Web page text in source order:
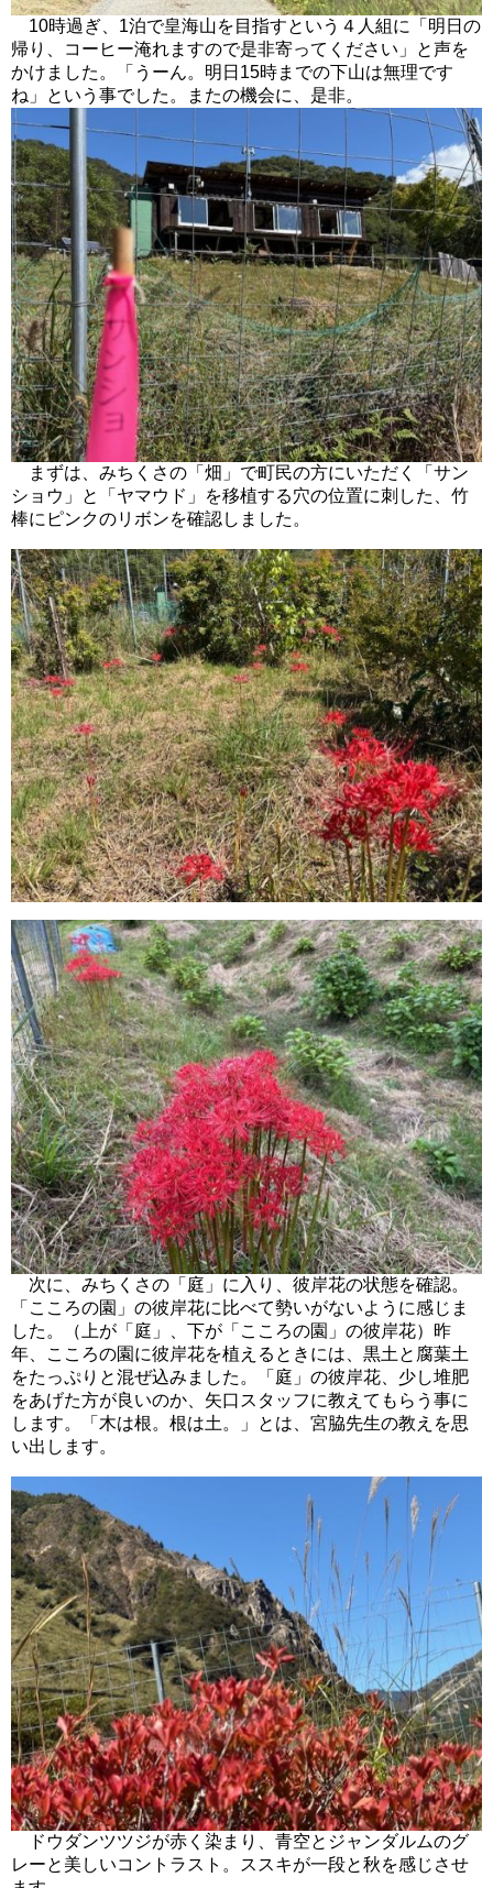
10時過ぎ、1泊で皇海山を目指すという４人組に「明日の
帰り、コーヒー淹れますので是非寄ってください」と声を
かけました。「うーん。明日15時までの下山は無理です
ね」という事でした。またの機会に、是非。
まずは、みちくさの「畑」で町民の方にいただく「サン
ショウ」と「ヤマウド」を移植する穴の位置に刺した、竹
棒にピンクのリボンを確認しました。
次に、みちくさの「庭」に入り、彼岸花の状態を確認。
「こころの園」の彼岸花に比べて勢いがないように感じま
した。（上が「庭」、下が「こころの園」の彼岸花）昨
年、こころの園に彼岸花を植えるときには、黒土と腐葉土
をたっぷりと混ぜ込みました。「庭」の彼岸花、少し堆肥
をあげた方が良いのか、矢口スタッフに教えてもらう事に
します。「木は根。根は土。」とは、宮脇先生の教えを思
い出します。
ドウダンツツジが赤く染まり、青空とジャンダルムのグ
レーと美しいコントラスト。ススキが一段と秋を感じさせ